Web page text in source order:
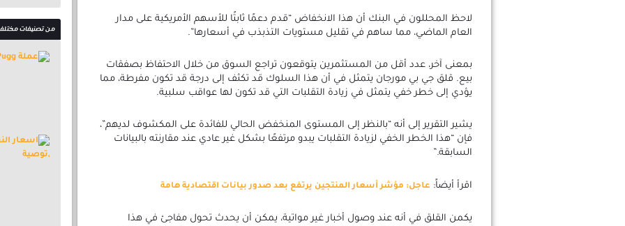
لاحظ المحللون في البنك أن هذا الانخفاض “قدم دعمًا ثابتًا للأسهم الأمريكية على مدار
العام الماضي، مما ساهم في تقليل مستويات التذبذب في أسعارها”.
بمعنى آخر، عدد أقل من المستثمرين يتوقعون تراجع السوق من خلال الاحتفاظ بصفقات
بيع. قلق جي بي مورجان يتمثل في أن هذا السلوك قد تكثف إلى درجة قد تكون مفرطة، مما
يؤدي إلى خطر خفي يتمثل في زيادة التقلبات التي قد تكون لها عواقب سلبية.
يشير التقرير إلى أنه “بالنظر إلى المستوى المنخفض الحالي للفائدة على المكشوف لديهم”،
فإن “هذا الخطر الخفي لزيادة التقلبات يبدو مرتفعًا بشكل غير عادي عند مقارنته بالبيانات
السابقة.”
اقرأ أيضاً: عاجل: مؤشر أسعار المنتجين يرتفع بعد صدور بيانات اقتصادية هامة
يكمن القلق في أنه عند وصول أخبار غير مواتية، يمكن أن يحدث تحول مفاجئ في هذا
من تصنيفات